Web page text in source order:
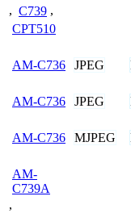
, C739 ,
CPT510
AM-C736 JPEG
AM-C736 JPEG
AM-C736 MJPEG
AM-
C739A
,